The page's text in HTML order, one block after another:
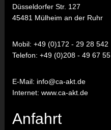
Düsseldorfer Str. 127
45481 Mülheim an der Ruhr
Mobil: +49 (0)172 - 29 28 542
Telefon: +49 (0)208 - 49 67 55
E-Mail: info@ca-akt.de
Internet: www.ca-akt.de
Anfahrt